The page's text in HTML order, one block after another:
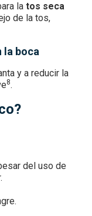
la tos seca
de la tos,
la boca
y a reducir la
8.
del uso de